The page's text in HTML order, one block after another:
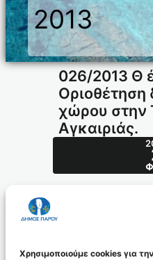
Χρησιμοποιούμε cookies για
2013
026/2013 Θ
Οριοθέτηση
χώρου στην
Αγκαιριάς.